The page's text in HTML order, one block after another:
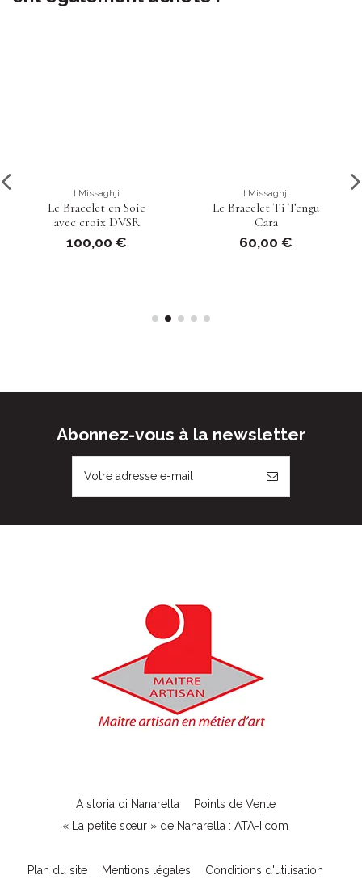
I Missaghji
Le Bracelet en Soie
avec croix DVSR
100,00 €
I Missaghji
Le Bracelet Ti Tengu
Cara
60,00 €
Abonnez-vous à la newsletter
A storia di Nanarella
Points de Vente
« La petite sœur » de Nanarella : ATA-Ï.com
Plan du site Mentions légales Conditions d'utilisation